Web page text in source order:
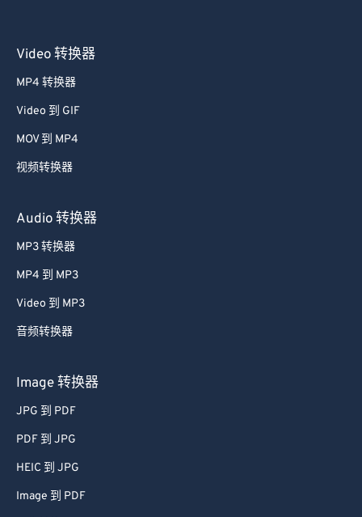
Video 转换器
MP4 转换器
Video 到 GIF
MOV 到 MP4
视频转换器
Audio 转换器
MP3 转换器
MP4 到 MP3
Video 到 MP3
音频转换器
Image 转换器
JPG 到 PDF
PDF 到 JPG
HEIC 到 JPG
Image 到 PDF